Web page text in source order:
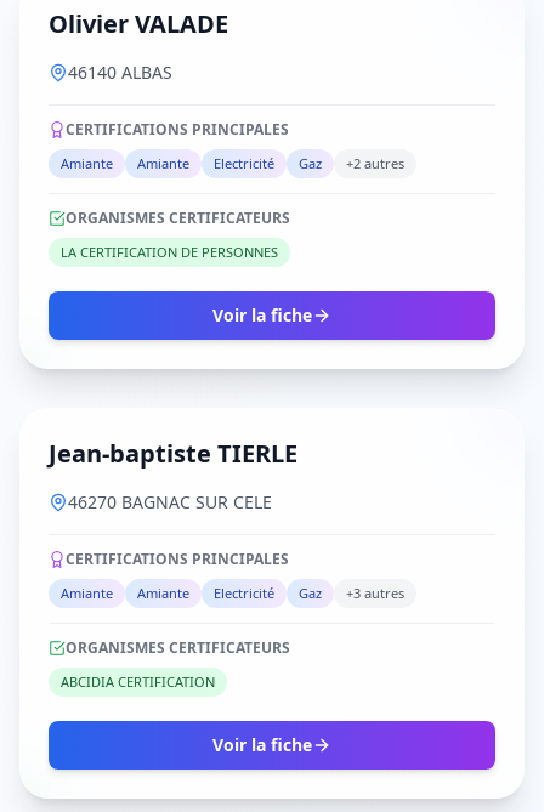
Olivier VALADE
46140 ALBAS
CERTIFICATIONS PRINCIPALES
Amiante Amiante Electricité Gaz +2 autres
ORGANISMES CERTIFICATEURS
LA CERTIFICATION DE PERSONNES
Voir la fiche
Jean-baptiste TIERLE
46270 BAGNAC SUR CELE
CERTIFICATIONS PRINCIPALES
Amiante Amiante Electricité Gaz +3 autres
ORGANISMES CERTIFICATEURS
ABCIDIA CERTIFICATION
Voir la fiche